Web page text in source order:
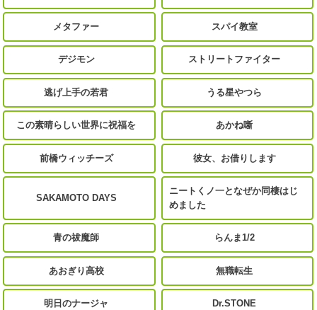
メタファー スパイ教室
デジモン ストリートファイター
逃げ上手の若君 うる星やつら
この素晴らしい世界に祝福を あかね噺
前橋ウィッチーズ 彼女、お借りします
SAKAMOTO DAYS
ニートくノ一となぜか同棲はじ
めました
青の祓魔師 らんま1/2
あおぎり高校 無職転生
明日のナージャ Dr.STONE